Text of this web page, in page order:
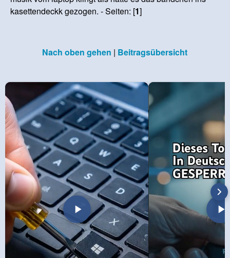
kasettendeckk gezogen. - Seiten: [1]
Nach oben gehen | Beitragsübersicht